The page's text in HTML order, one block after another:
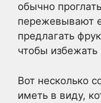
обычно
пережевывают
предлагать
чтобы
Вот несколько
иметь в виду,